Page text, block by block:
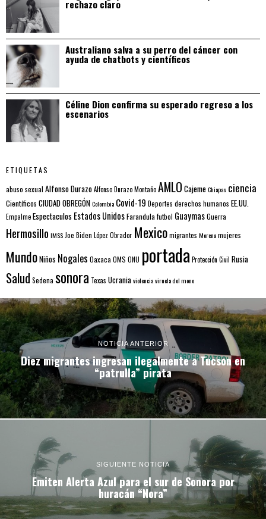
rechazo claro
Australiano salva a su perro del cáncer con
ayuda de chatbots y científicos
Céline Dion confirma su esperado regreso a los
escenarios
ETIQUETAS
abuso sexual Alfonso DurazoAlfonso Durazo MontañoAMLO CajemeChiapas ciencia
Científicos CIUDAD OBREGÓNColombia Covid-19 Deportes derechos humanos EE.UU.
EmpalmeEspectaculos Estados UnidosFarandulafutbol GuaymasGuerra
Hermosillo IMSSJoe Biden López Obrador Mexicomigrantes Morenamujeres
MundoNiños Nogales Oaxaca OMS ONU portada Protección Civil Rusia
Salud Sedena sonora Texas Ucraniaviolenciaviruela del mono
NOTICIA ANTERIOR
Diez migrantes ingresan ilegalmente a Tucson en
“patrulla” pirata
SIGUIENTE NOTICIA
Emiten Alerta Azul para el sur de Sonora por
huracán “Nora”